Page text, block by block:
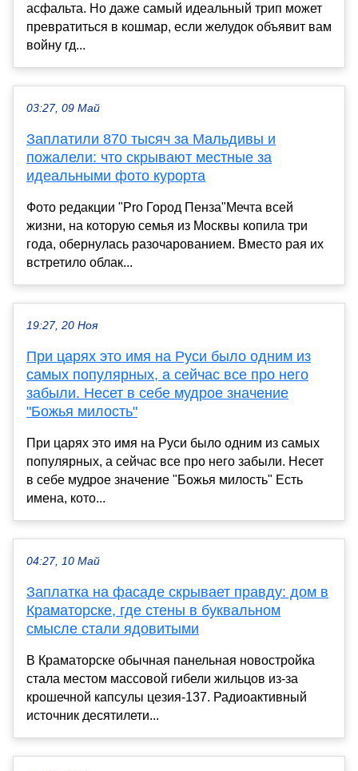
асфальта. Но даже самый идеальный трип может
превратиться в кошмар, если желудок объявит вам
войну гд...
03:27, 09 Май
Заплатили 870 тысяч за Мальдивы и
пожалели: что скрывают местные за
идеальными фото курорта
Фото редакции "Pro Город Пенза"Мечта всей
жизни, на которую семья из Москвы копила три
года, обернулась разочарованием. Вместо рая их
встретило облак...
19:27, 20 Ноя
При царях это имя на Руси было одним из
самых популярных, а сейчас все про него
забыли. Несет в себе мудрое значение
"Божья милость"
При царях это имя на Руси было одним из самых
популярных, а сейчас все про него забыли. Несет
в себе мудрое значение "Божья милость" Есть
имена, кото...
04:27, 10 Май
Заплатка на фасаде скрывает правду: дом в
Краматорске, где стены в буквальном
смысле стали ядовитыми
В Краматорске обычная панельная новостройка
стала местом массовой гибели жильцов из-за
крошечной капсулы цезия-137. Радиоактивный
источник десятилети...